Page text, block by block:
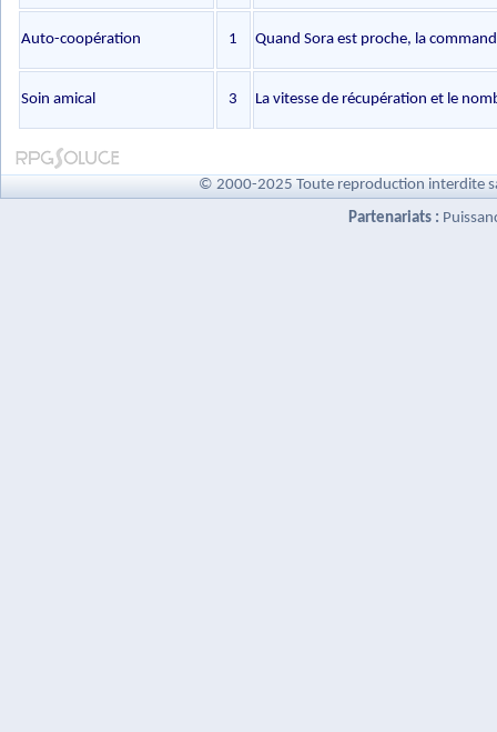
Auto-coopération 1 Quand Sora est proche, la
Soin amical 3 La vitesse de récupération et le
© 2000-2025 Toute reproduction interdite
Partenariats :